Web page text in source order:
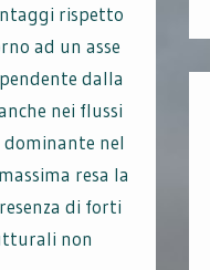
rispetto
ad un asse
dalla
nei flussi
dominante nel
resa la
di forti
non